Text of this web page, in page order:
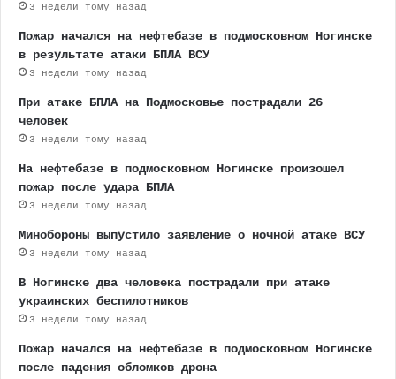
3 недели тому назад
Пожар начался на нефтебазе в подмосковном Ногинске
в результате атаки БПЛА ВСУ
3 недели тому назад
При атаке БПЛА на Подмосковье пострадали 26
человек
3 недели тому назад
На нефтебазе в подмосковном Ногинске произошел
пожар после удара БПЛА
3 недели тому назад
Минобороны выпустило заявление о ночной атаке ВСУ
3 недели тому назад
В Ногинске два человека пострадали при атаке
украинских беспилотников
3 недели тому назад
Пожар начался на нефтебазе в подмосковном Ногинске
после падения обломков дрона